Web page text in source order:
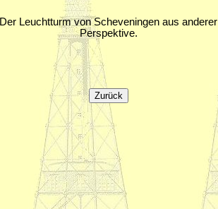
Der Leuchtturm von Scheveningen aus anderer
Perspektive.